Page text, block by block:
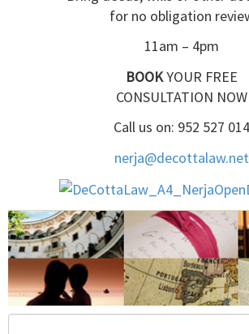
for no obligation
11am – 4pm
BOOKYOUR FREE
CONSULTATION NOW
Call us on: 952 527 014
nerja@decottalaw.net